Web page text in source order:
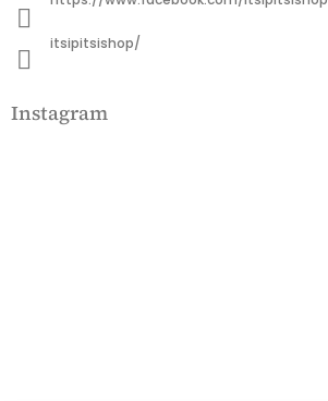
itsipitsishop/
Instagram